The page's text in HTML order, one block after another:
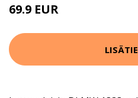
69.9 EUR